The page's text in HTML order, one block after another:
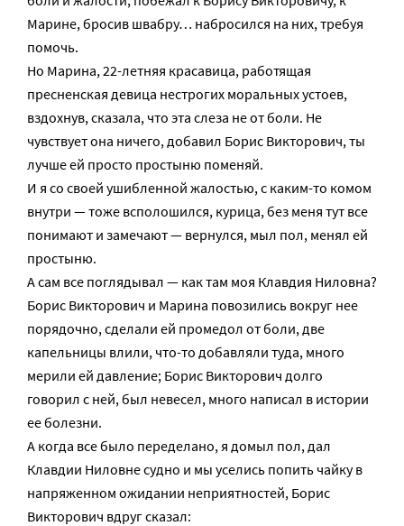
Марине, бросив швабру… набросился на них, требуя
помочь.
Но Марина, 22-летняя красавица, работящая
пресненская девица нестрогих моральных устоев,
вздохнув, сказала, что эта слеза не от боли. Не
чувствует она ничего, добавил Борис Викторович, ты
лучше ей просто простыню поменяй.
И я со своей ушибленной жалостью, с каким-то комом
внутри — тоже всполошился, курица, без меня тут все
понимают и замечают — вернулся, мыл пол, менял ей
простыню.
А сам все поглядывал — как там моя Клавдия Ниловна?
Борис Викторович и Марина повозились вокруг нее
порядочно, сделали ей промедол от боли, две
капельницы влили, что-то добавляли туда, много
мерили ей давление; Борис Викторович долго
говорил с ней, был невесел, много написал в истории
ее болезни.
А когда все было переделано, я домыл пол, дал
Клавдии Ниловне судно и мы уселись попить чайку в
напряженном ожидании неприятностей, Борис
Викторович вдруг сказал: